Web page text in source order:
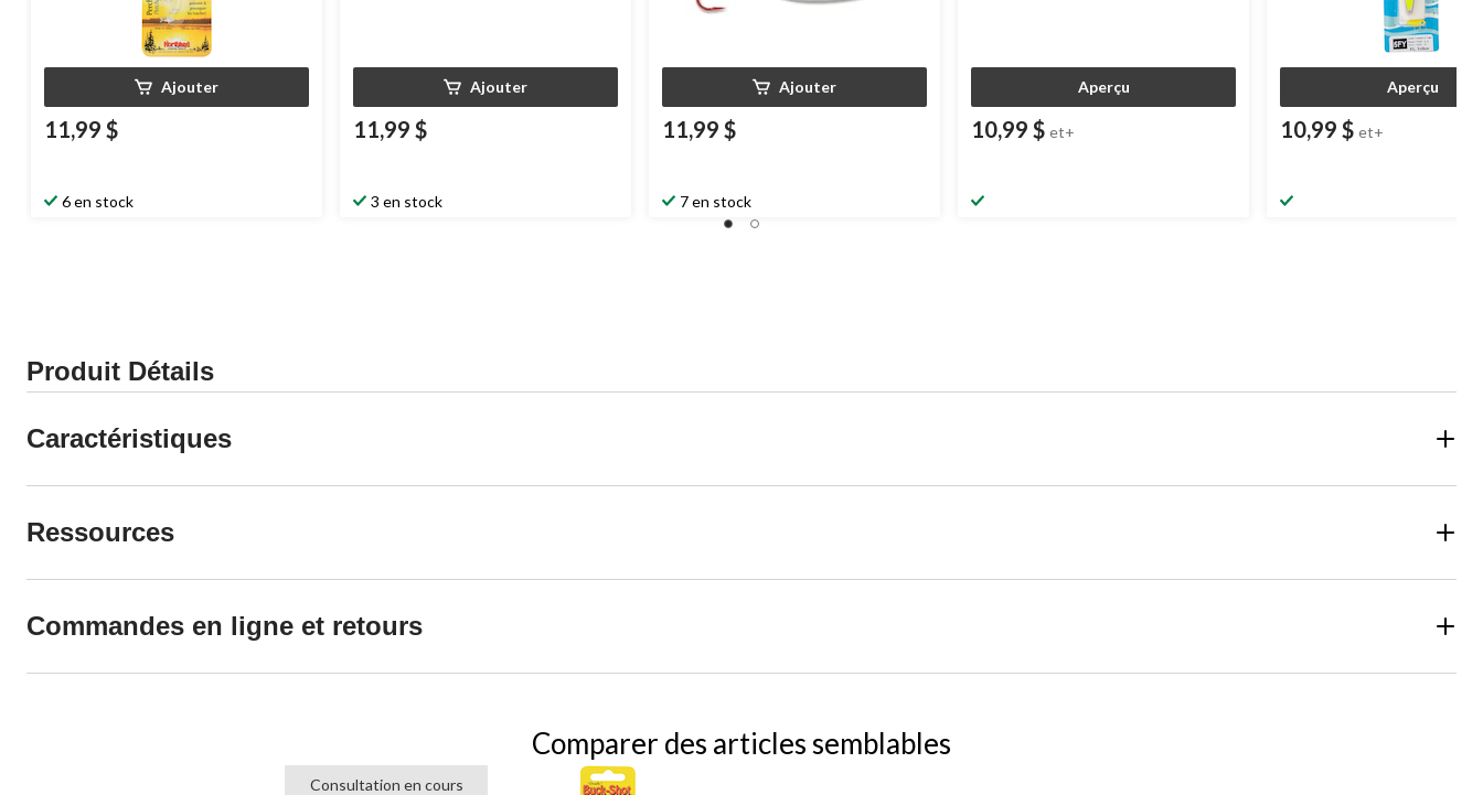
Ajouter
11,99 $
6 en stock
Ajouter
11,99 $
3 en stock
Ajouter
11,99 $
7 en stock
Aperçu
10,99 $ et+
Aperçu
10,99 $ et+
Produit Détails
Caractéristiques
Ressources
Commandes en ligne et retours
Comparer des articles semblables
Consultation en cours